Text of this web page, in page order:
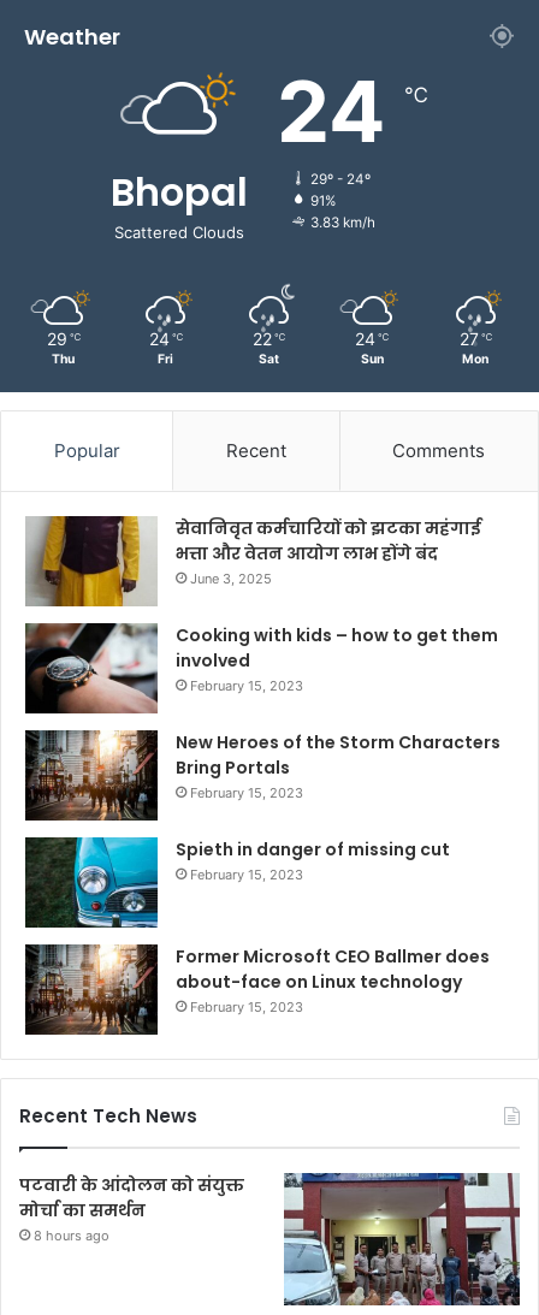
Weather
Bhopal
Scattered Clouds
24 ℃
29º - 24º
91%
3.83 km/h
29 ℃
Thu
24 ℃
Fri
22 ℃
Sat
24 ℃
Sun
27 ℃
Mon
Popular Recent Comments
सेवानिवृत कर्मचारियों को झटका महंगाई
भत्ता और वेतन आयोग लाभ होंगे बंद
June 3, 2025
Cooking with kids – how to get them
involved
February 15, 2023
New Heroes of the Storm Characters
Bring Portals
February 15, 2023
Spieth in danger of missing cut
February 15, 2023
Former Microsoft CEO Ballmer does
about-face on Linux technology
February 15, 2023
Recent Tech News
पटवारी के आंदोलन को संयुक्त
मोर्चा का समर्थन
8 hours ago